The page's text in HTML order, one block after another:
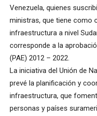
Venezuela, quienes
ministras, que tiene como
infraestructura a nivel
corresponde a la
(PAE) 2012 – 2022.
La iniciativa del Unión de
prevé la planificación y
infraestructura, que
personas y países